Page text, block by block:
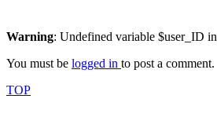
Warning: Undefined variable $user_ID in
You must be logged in to post a comment.
TOP